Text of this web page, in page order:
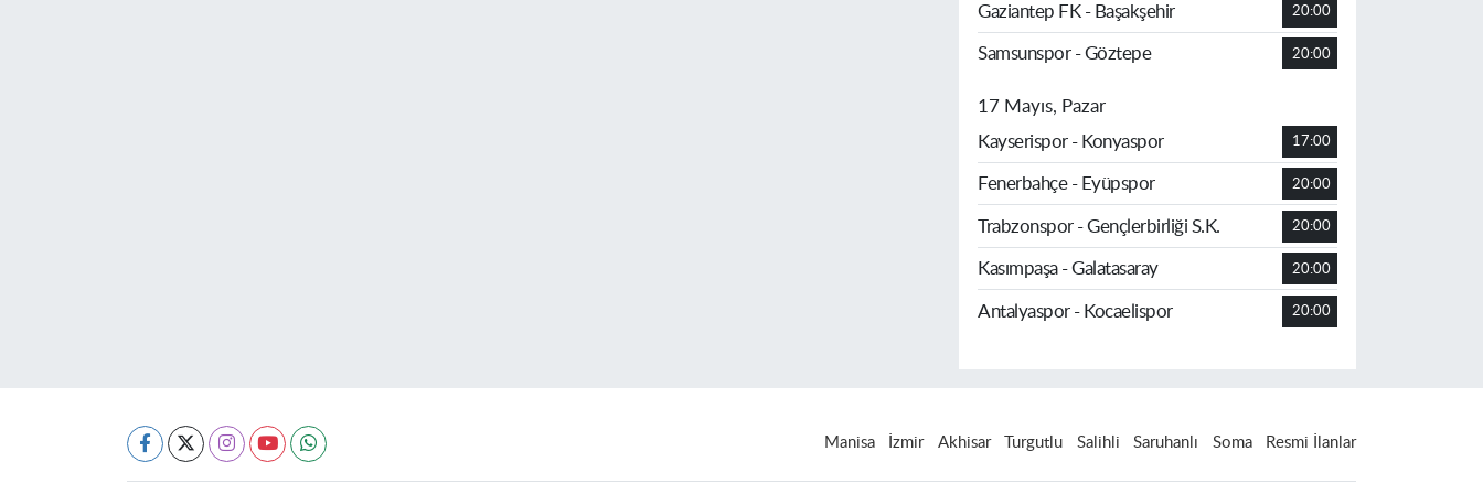
Gaziantep FK - Başakşehir 20:00
Samsunspor - Göztepe 20:00
17 Mayıs, Pazar
Kayserispor - Konyaspor
17:00
Fenerbahçe - Eyüpspor 20:00
Trabzonspor - Gençlerbirliği S.K. 20:00
Kasımpaşa - Galatasaray 20:00
Antalyaspor - Kocaelispor 20:00
Manisa İzmir Akhisar Turgutlu Salihli Saruhanlı Soma Resmi İlanlar